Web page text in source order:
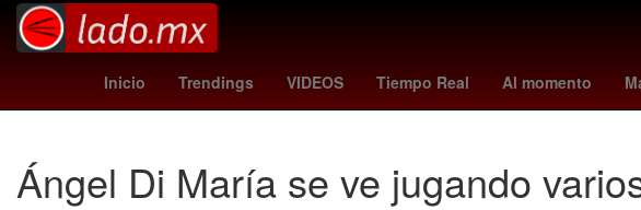
Inicio Trendings VIDEOS Tiempo Real Al momento
China Calzada Zavaleta vincular linea
Ángel Di María se ve jugando